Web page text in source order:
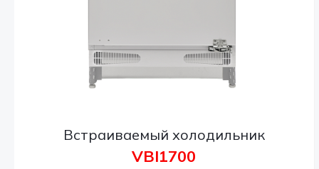
Встраиваемый холодильник
VBI1700